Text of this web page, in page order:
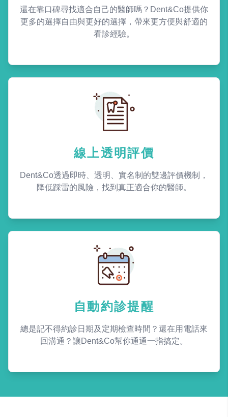
還在靠口碑尋找適合自己的醫師嗎？Dent&Co提供你
更多的選擇自由與更好的選擇，帶來更方便與舒適的
看診經驗。
線上透明評價
Dent&Co透過即時、透明、實名制的雙邊評價機制，
降低踩雷的風險，找到真正適合你的醫師。
自動約診提醒
總是記不得約診日期及定期檢查時間？還在用電話來
回溝通？讓Dent&Co幫你通通一指搞定。